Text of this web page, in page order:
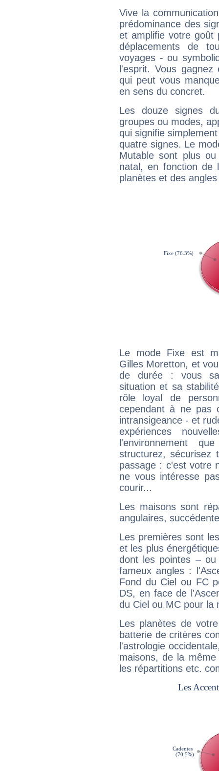
Vive la
prédominance des
et amplifie votre goût
déplacements de
voyages - ou
l'esprit. Vous
qui peut vous
en sens du concret.
Les douze signes
groupes ou modes,
qui signifie
quatre signes. Le
Mutable sont plus
natal, en fonction de
planètes et des
Le mode Fixe est
Gilles Moretton, et
de durée : vous
situation et sa
rôle loyal de
cependant à ne pas
intransigeance - et
expériences
l'environnement
structurez, sécurisez
passage : c'est votre
ne vous intéresse
courir...
Les maisons sont
angulaires,
Les premières sont
et les plus
dont les pointes –
fameux angles :
Fond du Ciel ou FC
DS, en face de
du Ciel ou MC pour la
Les planètes de
batterie de critères
l'astrologie
maisons, de la
les répartitions etc.